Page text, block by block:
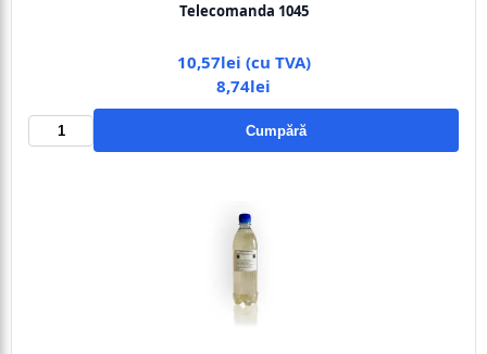
Telecomanda 1045
10,57lei (cu TVA)
8,74lei
Cumpără